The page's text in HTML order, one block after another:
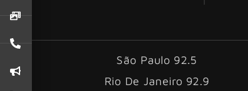
São Paulo 92.5
Rio De Janeiro 92.9